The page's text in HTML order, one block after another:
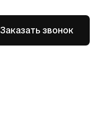
Заказать звонок